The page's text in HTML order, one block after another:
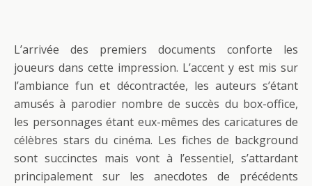
L’arrivée des premiers documents conforte les
joueurs dans cette impression. L’accent y est mis sur
l’ambiance fun et décontractée, les auteurs s’étant
amusés à parodier nombre de succès du box-office,
les personnages étant eux-mêmes des caricatures de
célèbres stars du cinéma. Les fiches de background
sont succinctes mais vont à l’essentiel, s’attardant
principalement sur les anecdotes de précédents